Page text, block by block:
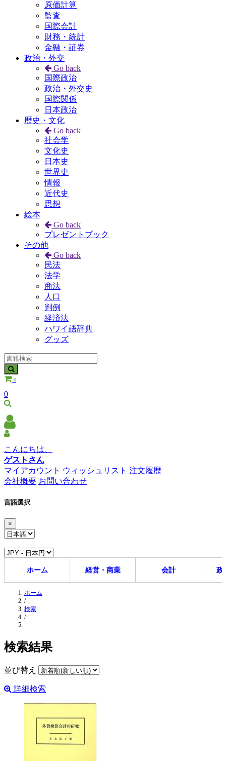
原価計算
監査
国際会計
財務・統計
金融・証券
政治・外交
Go back
国際政治
政治・外交史
国際関係
日本政治
歴史・文化
Go back
社会学
文化史
日本史
世界史
情報
近代史
思想
絵本
Go back
プレゼントブック
その他
Go back
民法
法学
商法
人口
判例
経済法
ハワイ語辞典
グッズ
0
0
こんにちは、
ゲストさん
マイアカウント ウィッシュリスト 注文履歴
会社概要 お問い合わせ
言語選択
×
ホーム 経営・商業 会計 政
ホーム
/
検索
/
検索結果
並び替え
詳細検索